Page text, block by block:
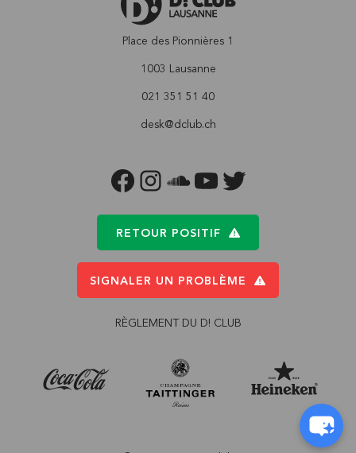
Place des Pionnières 1
1003 Lausanne
021 351 51 40
desk@dclub.ch
FACEBOOKINSTAGRAM
SOUNDCLOUD
YOUTUBETWITTER
RETOUR POSITIF
SIGNALER UN PROBLÈME
RÈGLEMENT DU D! CLUB